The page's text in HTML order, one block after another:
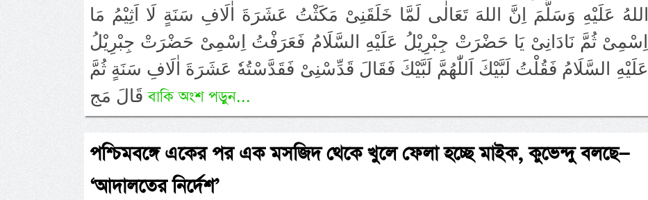
اللهُ عَلَيْهِ وَسَلَّمَ اِنَّ اللهَ تَعَالٰى لَمَّا خَلَقَنِىْ مَكَثْتُ عَشَرَةَ اٰلَافِ سَنَةٍ لَا اَثِيْمُ مَا
اِسْمِىْ ثُمَّ نَادَانِىْ يَا حَضْرَتْ جِبْرِيْلُ عَلَيْهِ السَّلَامُ فَعَرَفْتُ اِسْمِىْ حَضْرَتْ جِبْرِيْلُ
عَلَيْهِ السَّلَامُ فَقُلْتُ لَبَّيْكَ اَللّٰهُمَّ لَبَّيْكَ فَقَالَ قَدِّسْنِىْ فَقَدَّسْتُهٗ عَشَرَةَ اٰلَافِ سَنَةٍ ثُمَّ
قَالَ مَجবাকি অংশ পড়ুন...
পশ্চিমবঙ্গে একের পর এক মসজিদ থেকে খুলে ফেলা হচ্ছে মাইক, কুভেন্দু বলছে—
‘আদালতের নির্দেশ’